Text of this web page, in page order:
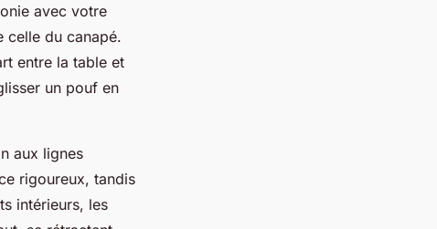
avec votre
celle du canapé.
entre la table et
un pouf en
aux lignes
rigoureux, tandis
intérieurs, les